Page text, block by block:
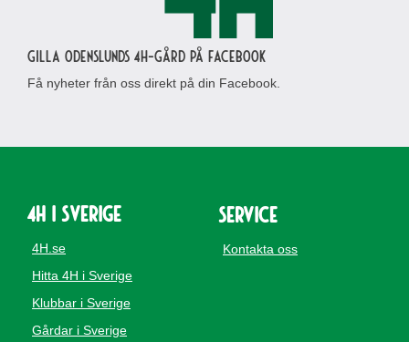
Gilla Odenslunds 4H-gård på Facebook
Få nyheter från oss direkt på din Facebook.
4H i Sverige
4H.se
Hitta 4H i Sverige
Klubbar i Sverige
Gårdar i Sverige
Service
Kontakta oss